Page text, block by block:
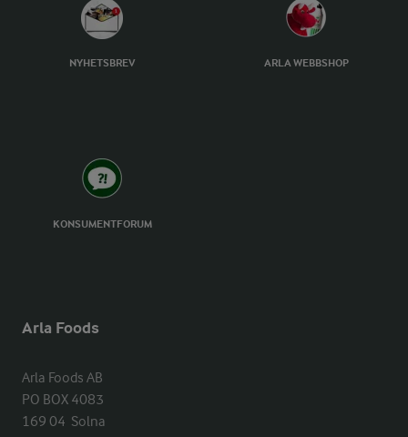
NYHETSBREV ARLA WEBBSHOP
KONSUMENTFORUM
Arla Foods
Arla Foods AB
PO BOX 4083
169 04  Solna